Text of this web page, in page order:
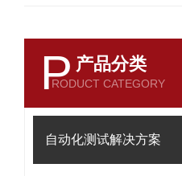
P 产品分类
RODUCT CATEGORY
自动化测试解决方案